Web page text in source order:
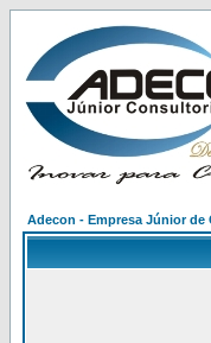
Adecon - Empresa Júnior